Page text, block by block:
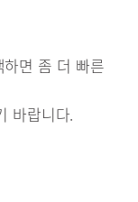
면 좀 더 빠른
바랍니다.